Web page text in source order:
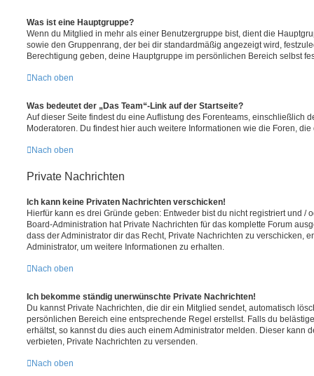
Was ist eine Hauptgruppe?
Wenn du Mitglied in mehr als einer Benutzergruppe bist, dient die
sowie den Gruppenrang, der bei dir standardmäßig angezeigt wird,
Berechtigung geben, deine Hauptgruppe im persönlichen Bereich selbst
Nach oben
Was bedeutet der „Das Team“-Link auf der Startseite?
Auf dieser Seite findest du eine Auflistung des Forenteams, einschließlich
Moderatoren. Du findest hier auch weitere Informationen wie die Foren,
Nach oben
Private Nachrichten
Ich kann keine Privaten Nachrichten verschicken!
Hierfür kann es drei Gründe geben: Entweder bist du nicht registriert und /
Board-Administration hat Private Nachrichten für das komplette Forum
dass der Administrator dir das Recht, Private Nachrichten zu verschicken,
Administrator, um weitere Informationen zu erhalten.
Nach oben
Ich bekomme ständig unerwünschte Private Nachrichten!
Du kannst Private Nachrichten, die dir ein Mitglied sendet, automatisch
persönlichen Bereich eine entsprechende Regel erstellst. Falls du
erhältst, so kannst du dies auch einem Administrator melden. Dieser kann
verbieten, Private Nachrichten zu versenden.
Nach oben